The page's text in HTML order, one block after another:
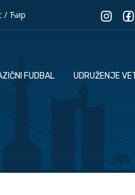
/ Ћир
FUDBAL UDRUŽENJE